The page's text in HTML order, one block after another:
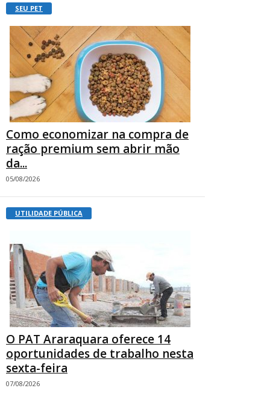
SEU PET
Como economizar na compra de
ração premium sem abrir mão
da...
05/08/2026
UTILIDADE PÚBLICA
O PAT Araraquara oferece 14
oportunidades de trabalho nesta
sexta-feira
07/08/2026